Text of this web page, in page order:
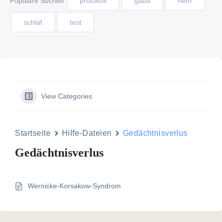
schlaf test
View Categories
Startseite Hilfe-Dateien Gedächtnisverlus
Gedächtnisverlus
Wernicke-Korsakow-Syndrom